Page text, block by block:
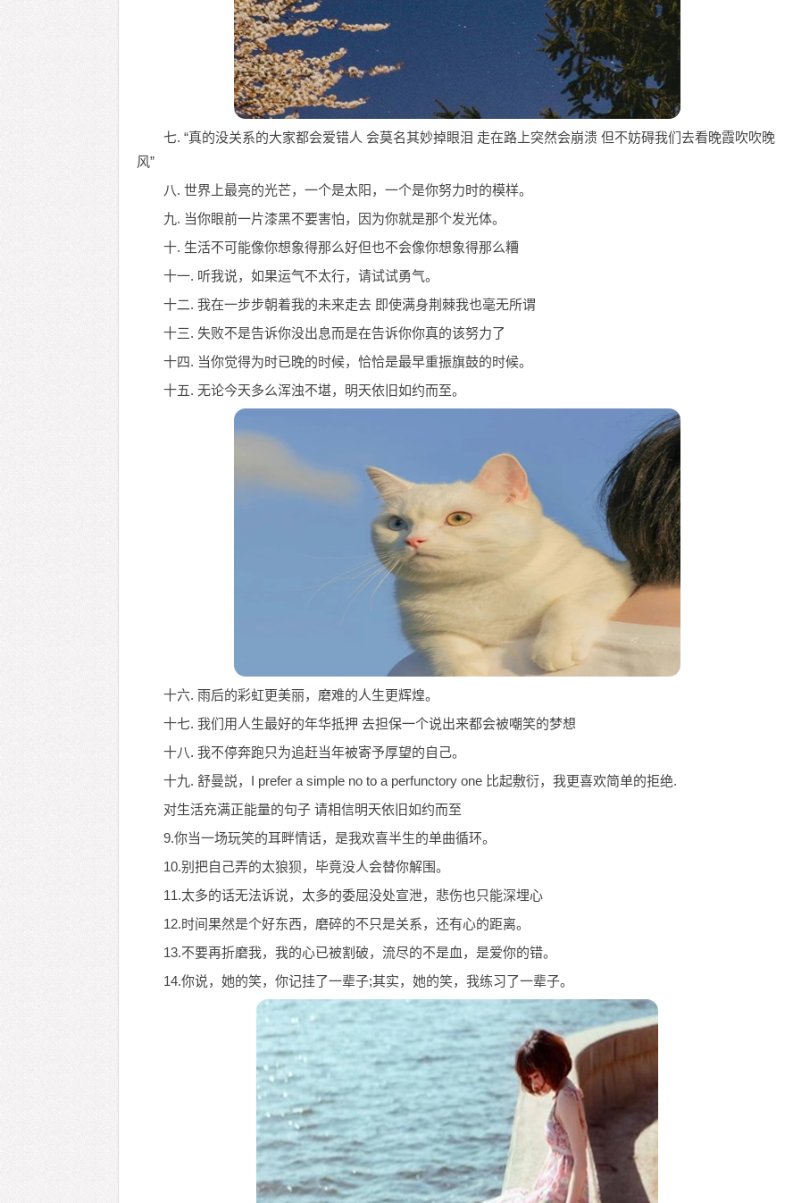
七. “真的没关系的大家都会爱错人 会莫名其妙掉眼泪 走在路上突然会崩溃 但不妨碍我们去看晚霞吹吹晚
风”
八. 世界上最亮的光芒，一个是太阳，一个是你努力时的模样。
九. 当你眼前一片漆黑不要害怕，因为你就是那个发光体。
十. 生活不可能像你想象得那么好但也不会像你想象得那么糟
十一. 听我说，如果运气不太行，请试试勇气。
十二. 我在一步步朝着我的未来走去 即使满身荆棘我也毫无所谓
十三. 失败不是告诉你没出息而是在告诉你你真的该努力了
十四. 当你觉得为时已晚的时候，恰恰是最早重振旗鼓的时候。
十五. 无论今天多么浑浊不堪，明天依旧如约而至。
十六. 雨后的彩虹更美丽，磨难的人生更辉煌。
十七. 我们用人生最好的年华抵押 去担保一个说出来都会被嘲笑的梦想
十八. 我不停奔跑只为追赶当年被寄予厚望的自己。
十九. 舒曼説，I prefer a simple no to a perfunctory one 比起敷衍，我更喜欢简单的拒绝.
对生活充满正能量的句子 请相信明天依旧如约而至
9.你当一场玩笑的耳畔情话，是我欢喜半生的单曲循环。
10.别把自己弄的太狼狈，毕竟没人会替你解围。
11.太多的话无法诉说，太多的委屈没处宣泄，悲伤也只能深埋心
12.时间果然是个好东西，磨碎的不只是关系，还有心的距离。
13.不要再折磨我，我的心已被割破，流尽的不是血，是爱你的错。
14.你说，她的笑，你记挂了一辈子;其实，她的笑，我练习了一辈子。